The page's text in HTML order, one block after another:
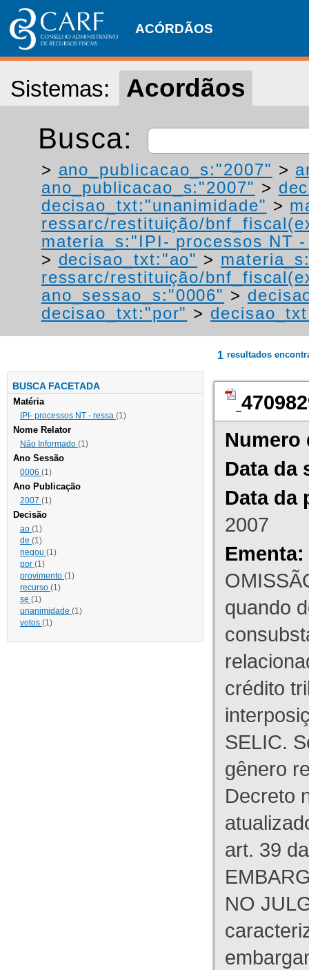
ACÓRDÃOS
Sistemas: Acordãos
Busca:
> ano_publicacao_s:"2007" >
ano_publicacao_s:"2007" >
decisao_txt:"unanimidade" >
ressarc/restituição/
materia_s:"IPI- processos NT
> decisao_txt:"ao" >
ressarc/restituição/
ano_sessao_s:"0006" >
decisao_txt:"por" >
BUSCA FACETADA
Matéria
IPI- processos NT - ressa (1)
Nome Relator
Não Informado (1)
Ano Sessão
0006 (1)
Ano Publicação
2007 (1)
Decisão
ao (1)
de (1)
negou (1)
por (1)
provimento (1)
recurso (1)
se (1)
unanimidade (1)
votos (1)
1 resultados
Numero
Data da
Data da
2007
Ementa:
quando
crédito
SELIC.
gênero
Decreto
art. 39
NO